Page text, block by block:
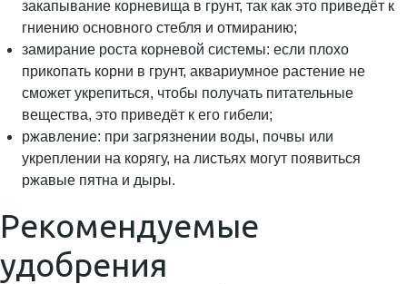
закапывание корневища в грунт, так как это приведёт к
гниению основного стебля и отмиранию;
замирание роста корневой системы: если плохо
прикопать корни в грунт, аквариумное растение не
сможет укрепиться, чтобы получать питательные
вещества, это приведёт к его гибели;
ржавление: при загрязнении воды, почвы или
укреплении на корягу, на листьях могут появиться
ржавые пятна и дыры.
Рекомендуемые
удобрения